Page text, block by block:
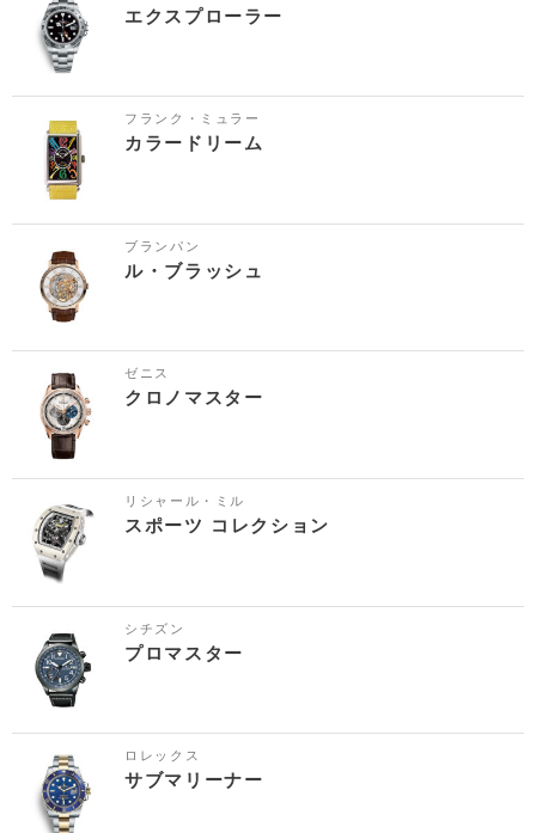
エクスプローラー
フランク・ミュラー
カラードリーム
ブランパン
ル・ブラッシュ
ゼニス
クロノマスター
リシャール・ミル
スポーツ コレクション
シチズン
プロマスター
ロレックス
サブマリーナー